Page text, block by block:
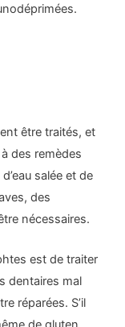
être traités, et
des remèdes
salée et de
des
nécessaires.
est de traiter
dentaires mal
réparées. S’il